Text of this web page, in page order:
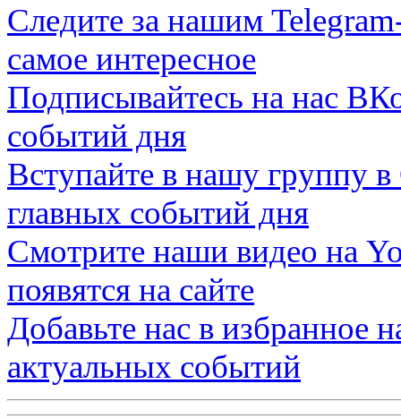
Следите за нашим
самое интересное
Подписывайтесь на нас
событий дня
Вступайте в нашу группу в
главных событий дня
Смотрите наши видео на
появятся на сайте
Добавьте нас в избранное
актуальных событий